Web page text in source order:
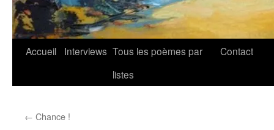
Accueil Interviews Tous les poèmes par
listes
Contact
← Chance !